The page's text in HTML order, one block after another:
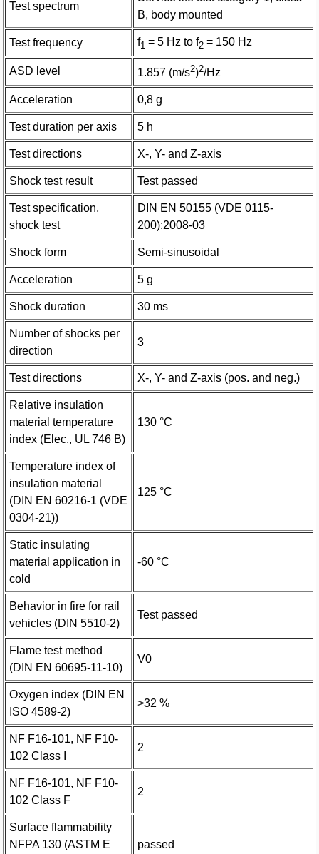
Test spectrum
B, body mounted
Test frequency f1 = 5 Hz to f2 = 150 Hz
ASD level 1.857 (m/s2)2/Hz
Acceleration 0,8 g
Test duration per axis 5 h
Test directions X-, Y- and Z-axis
Shock test result Test passed
Test specification,
shock test
DIN EN 50155 (VDE 0115-
200):2008-03
Shock form Semi-sinusoidal
Acceleration 5 g
Shock duration 30 ms
Number of shocks per
direction
3
Test directions X-, Y- and Z-axis (pos. and neg.)
Relative insulation
material temperature
index (Elec., UL 746 B)
130 °C
Temperature index of
insulation material
(DIN EN 60216-1 (VDE
0304-21))
125 °C
Static insulating
material application in
cold
-60 °C
Behavior in fire for rail
vehicles (DIN 5510-2)
Test passed
Flame test method
(DIN EN 60695-11-10)
V0
Oxygen index (DIN EN
ISO 4589-2)
>32 %
NF F16-101, NF F10-
102 Class I
2
NF F16-101, NF F10-
102 Class F
2
Surface flammability
NFPA 130 (ASTM E
passed